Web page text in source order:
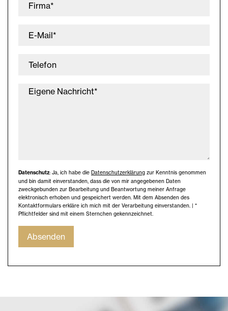
Firma*
E-Mail*
Telefon
Eigene Nachricht*
Datenschutz: Ja, ich habe die Datenschutzerklärung zur Kenntnis genommen
und bin damit einverstanden, dass die von mir angegebenen Daten
zweckgebunden zur Bearbeitung und Beantwortung meiner Anfrage
elektronisch erhoben und gespeichert werden. Mit dem Absenden des
Kontaktformulars erkläre ich mich mit der Verarbeitung einverstanden. | *
Pflichtfelder sind mit einem Sternchen gekennzeichnet.
Absenden